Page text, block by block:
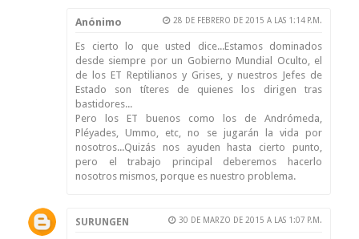
Anónimo 28 DE FEBRERO DE 2015 A LAS 1:14 P.M.
Es cierto lo que usted dice...Estamos dominados
desde siempre por un Gobierno Mundial Oculto, el
de los ET Reptilianos y Grises, y nuestros Jefes de
Estado son títeres de quienes los dirigen tras
bastidores...
Pero los ET buenos como los de Andrómeda,
Pléyades, Ummo, etc, no se jugarán la vida por
nosotros...Quizás nos ayuden hasta cierto punto,
pero el trabajo principal deberemos hacerlo
nosotros mismos, porque es nuestro problema.
SURUNGEN 30 DE MARZO DE 2015 A LAS 1:07 P.M.